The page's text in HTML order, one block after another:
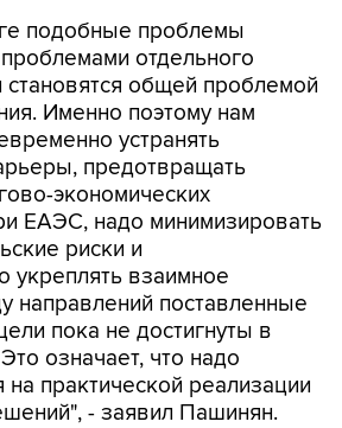
подобные проблемы
отдельного
становятся общей проблемой
Именно поэтому нам
устранять
предотвращать
экономических
ЕАЭС, надо минимизировать
риски и
укреплять взаимное
направлений поставленные
пока не достигнуты в
означает, что надо
на практической реализации
- заявил Пашинян.